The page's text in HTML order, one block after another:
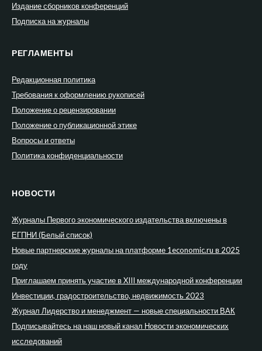
Издание сборников конференций
Подписка на журналы
РЕГЛАМЕНТЫ
Редакционная политика
Требования к оформлению рукописей
Положение о рецензировании
Положение о публикационной этике
Вопросы и ответы
Политика конфиденциальности
НОВОСТИ
Журналы Первого экономического издательства включены в
ЕГПНИ (Белый список)
Новые партнерские журналы на платформе 1economic.ru в 2025
году
Приглашаем принять участие в XIII международной конференции
Инвестиции, градостроительство, недвижимость 2023
Журнал Лидерство и менеджмент — новые специальности ВАК
Подписывайтесь на наш новый канал Новости экономических
исследований